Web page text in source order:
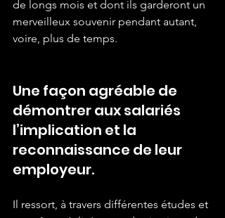
de longs mois et dont ils garderont un
merveilleux souvenir pendant autant,
voire, plus de temps.
Une façon agréable de
démontrer aux salariés
l’implication et la
reconnaissance de leur
employeur.
Il ressort, à travers différentes études et